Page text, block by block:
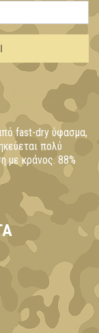
fast-dry ύφασμα,
πολύ
με κράνος. 88%